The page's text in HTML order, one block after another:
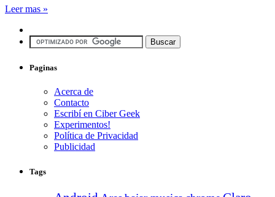
Leer mas »
Paginas
Acerca de
Contacto
Escribí en Ciber Geek
Experimentos!
Política de Privacidad
Publicidad
Tags